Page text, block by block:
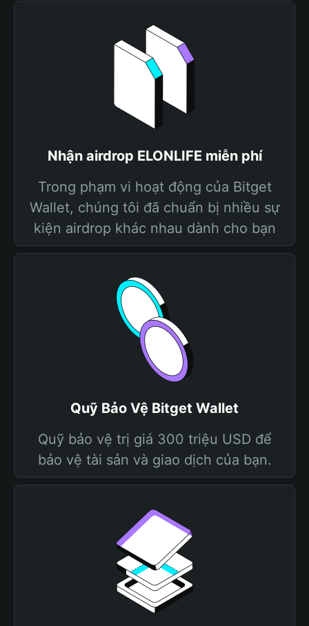
Nhận airdrop ELONLIFE miễn phí
Trong phạm vi hoạt động của Bitget
Wallet, chúng tôi đã chuẩn bị nhiều sự
kiện airdrop khác nhau dành cho bạn
Quỹ Bảo Vệ Bitget Wallet
Quỹ bảo vệ trị giá 300 triệu USD để
bảo vệ tài sản và giao dịch của bạn.